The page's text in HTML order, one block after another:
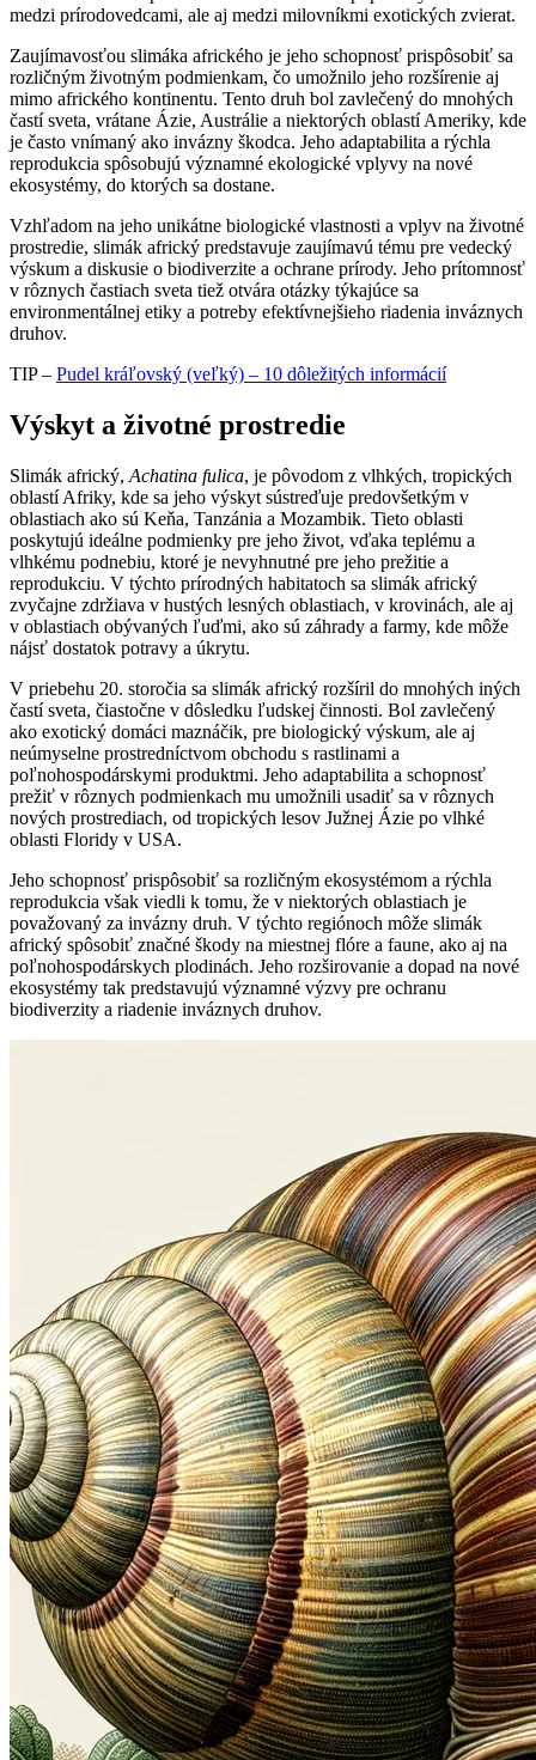
medzi prírodovedcami, ale aj medzi milovníkmi exotických zvierat.
Zaujímavosťou slimáka afrického je jeho schopnosť prispôsobiť sa
rozličným životným podmienkam, čo umožnilo jeho rozšírenie aj
mimo afrického kontinentu. Tento druh bol zavlečený do mnohých
častí sveta, vrátane Ázie, Austrálie a niektorých oblastí Ameriky, kde
je často vnímaný ako invázny škodca. Jeho adaptabilita a rýchla
reprodukcia spôsobujú významné ekologické vplyvy na nové
ekosystémy, do ktorých sa dostane.
Vzhľadom na jeho unikátne biologické vlastnosti a vplyv na životné
prostredie, slimák africký predstavuje zaujímavú tému pre vedecký
výskum a diskusie o biodiverzite a ochrane prírody. Jeho prítomnosť
v rôznych častiach sveta tiež otvára otázky týkajúce sa
environmentálnej etiky a potreby efektívnejšieho riadenia inváznych
druhov.
TIP – Pudel kráľovský (veľký) – 10 dôležitých informácií
Výskyt a životné prostredie
Slimák africký, Achatina fulica, je pôvodom z vlhkých, tropických
oblastí Afriky, kde sa jeho výskyt sústreďuje predovšetkým v
oblastiach ako sú Keňa, Tanzánia a Mozambik. Tieto oblasti
poskytujú ideálne podmienky pre jeho život, vďaka teplému a
vlhkému podnebiu, ktoré je nevyhnutné pre jeho prežitie a
reprodukciu. V týchto prírodných habitatoch sa slimák africký
zvyčajne zdržiava v hustých lesných oblastiach, v krovinách, ale aj
v oblastiach obývaných ľuďmi, ako sú záhrady a farmy, kde môže
nájsť dostatok potravy a úkrytu.
V priebehu 20. storočia sa slimák africký rozšíril do mnohých iných
častí sveta, čiastočne v dôsledku ľudskej činnosti. Bol zavlečený
ako exotický domáci maznáčik, pre biologický výskum, ale aj
neúmyselne prostredníctvom obchodu s rastlinami a
poľnohospodárskymi produktmi. Jeho adaptabilita a schopnosť
prežiť v rôznych podmienkach mu umožnili usadiť sa v rôznych
nových prostrediach, od tropických lesov Južnej Ázie po vlhké
oblasti Floridy v USA.
Jeho schopnosť prispôsobiť sa rozličným ekosystémom a rýchla
reprodukcia však viedli k tomu, že v niektorých oblastiach je
považovaný za invázny druh. V týchto regiónoch môže slimák
africký spôsobiť značné škody na miestnej flóre a faune, ako aj na
poľnohospodárskych plodinách. Jeho rozširovanie a dopad na nové
ekosystémy tak predstavujú významné výzvy pre ochranu
biodiverzity a riadenie inváznych druhov.